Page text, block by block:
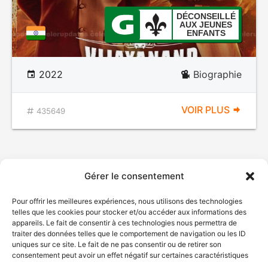
Gérer le consentement
Pour offrir les meilleures expériences, nous utilisons des technologies
telles que les cookies pour stocker et/ou accéder aux informations des
appareils. Le fait de consentir à ces technologies nous permettra de
traiter des données telles que le comportement de navigation ou les ID
uniques sur ce site. Le fait de ne pas consentir ou de retirer son
consentement peut avoir un effet négatif sur certaines caractéristiques
DÉCONSEILLÉ
AUX JEUNES
ENFANTS
2022 Biographie
435649 VOIR PLUS